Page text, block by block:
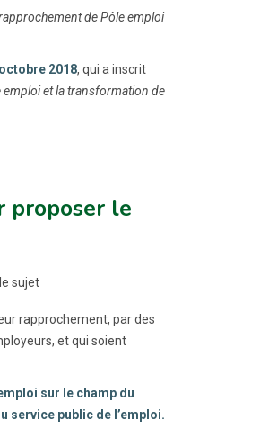
de Pôle emploi
2018, qui a inscrit
emploi et la transformation de
proposer le
sujet
rapprochement, par des
et qui soient
sur le champ du
service public de l’emploi.